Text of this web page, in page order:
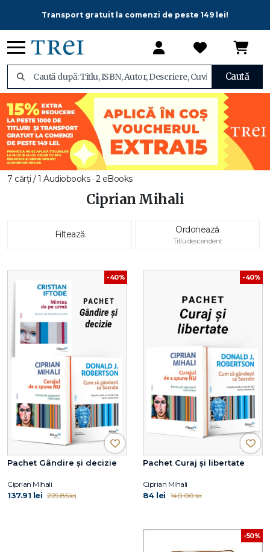
Transport gratuit la comenzi de peste 149 lei!
Caută
7 cărți / 1 Audiobooks · 2 eBooks
Ciprian Mihali
Filtează Ordonează
Titlu descendent
-40%
Pachet Gândire și decizie
Ciprian Mihali
137.91 lei 229.85 lei
-40%
Pachet Curaj și libertate
Ciprian Mihali
84 lei 140.00 lei
-50%